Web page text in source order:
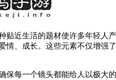
近生活的题材使许多年轻人
、成长。这些元素不仅增强
每一个镜头都能给人以极大